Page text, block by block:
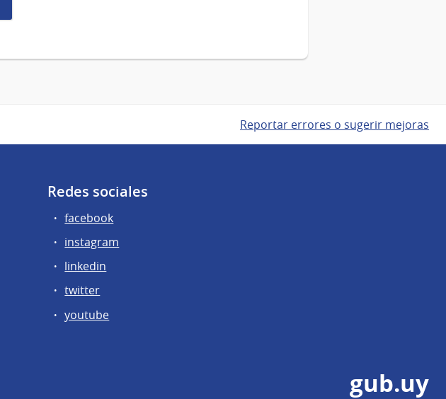
Reportar errores o sugerir mejoras
Redes sociales
facebook
instagram
linkedin
twitter
youtube
gub.uy